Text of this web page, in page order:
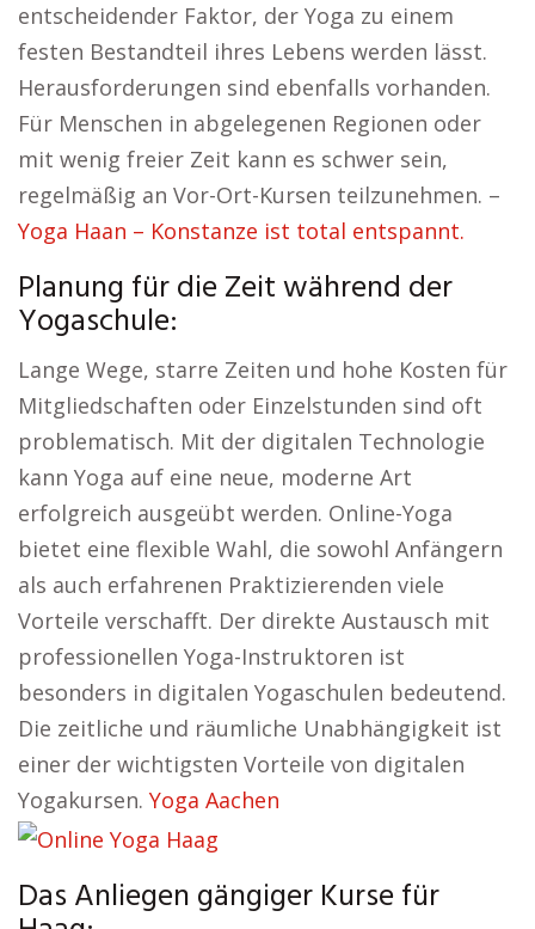
entscheidender Faktor, der Yoga zu einem
festen Bestandteil ihres Lebens werden lässt.
Herausforderungen sind ebenfalls vorhanden.
Für Menschen in abgelegenen Regionen oder
mit wenig freier Zeit kann es schwer sein,
regelmäßig an Vor-Ort-Kursen teilzunehmen. –
Yoga Haan – Konstanze ist total entspannt.
Planung für die Zeit während der
Yogaschule:
Lange Wege, starre Zeiten und hohe Kosten für
Mitgliedschaften oder Einzelstunden sind oft
problematisch. Mit der digitalen Technologie
kann Yoga auf eine neue, moderne Art
erfolgreich ausgeübt werden. Online-Yoga
bietet eine flexible Wahl, die sowohl Anfängern
als auch erfahrenen Praktizierenden viele
Vorteile verschafft. Der direkte Austausch mit
professionellen Yoga-Instruktoren ist
besonders in digitalen Yogaschulen bedeutend.
Die zeitliche und räumliche Unabhängigkeit ist
einer der wichtigsten Vorteile von digitalen
Yogakursen. Yoga Aachen
Das Anliegen gängiger Kurse für